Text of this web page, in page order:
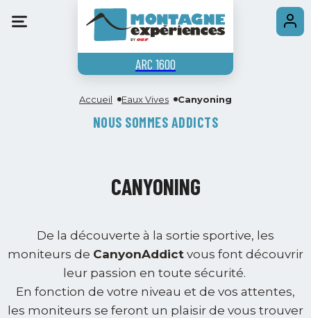
ARC 1600
Accueil Eaux Vives Canyoning
NOUS SOMMES ADDICTS
CANYONING
De la découverte à la sortie sportive, les
moniteurs de CanyonAddict vous font découvrir
leur passion en toute sécurité.
En fonction de votre niveau et de vos attentes,
les moniteurs se feront un plaisir de vous trouver